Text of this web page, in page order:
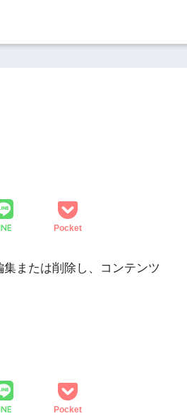
Pocket
または削除し、コンテンツ
Pocket